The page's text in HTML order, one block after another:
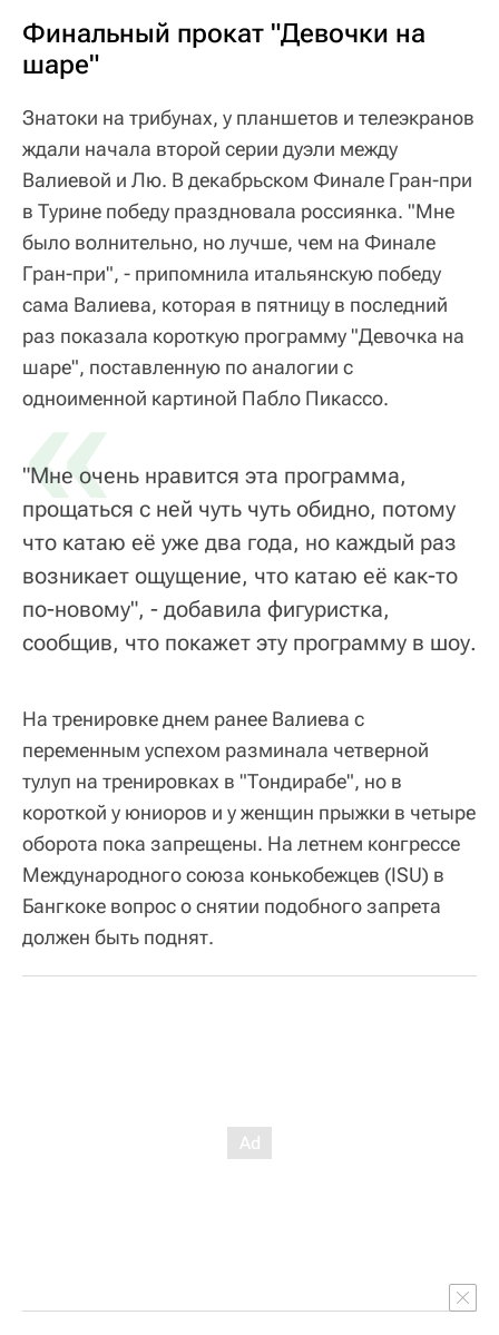
Финальный прокат "Девочки на
шаре"
Знатоки на трибунах, у планшетов и телеэкранов
ждали начала второй серии дуэли между
Валиевой и Лю. В декабрьском Финале Гран-при
в Турине победу праздновала россиянка. "Мне
было волнительно, но лучше, чем на Финале
Гран-при", - припомнила итальянскую победу
сама Валиева, которая в пятницу в последний
раз показала короткую программу "Девочка на
шаре", поставленную по аналогии с
одноименной картиной Пабло Пикассо.
«
"Мне очень нравится эта программа,
прощаться с ней чуть чуть обидно, потому
что катаю её уже два года, но каждый раз
возникает ощущение, что катаю её как-то
по-новому", - добавила фигуристка,
сообщив, что покажет эту программу в шоу.
На тренировке днем ранее Валиева с
переменным успехом разминала четверной
тулуп на тренировках в "Тондирабе", но в
короткой у юниоров и у женщин прыжки в четыре
оборота пока запрещены. На летнем конгрессе
Международного союза конькобежцев (ISU) в
Бангкоке вопрос о снятии подобного запрета
должен быть поднят.